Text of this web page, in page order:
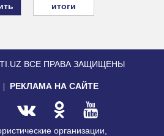
итоги
ВСЕ ПРАВА ЗАЩИЩЕНЫ
РЕКЛАМА НА САЙТЕ
организации,